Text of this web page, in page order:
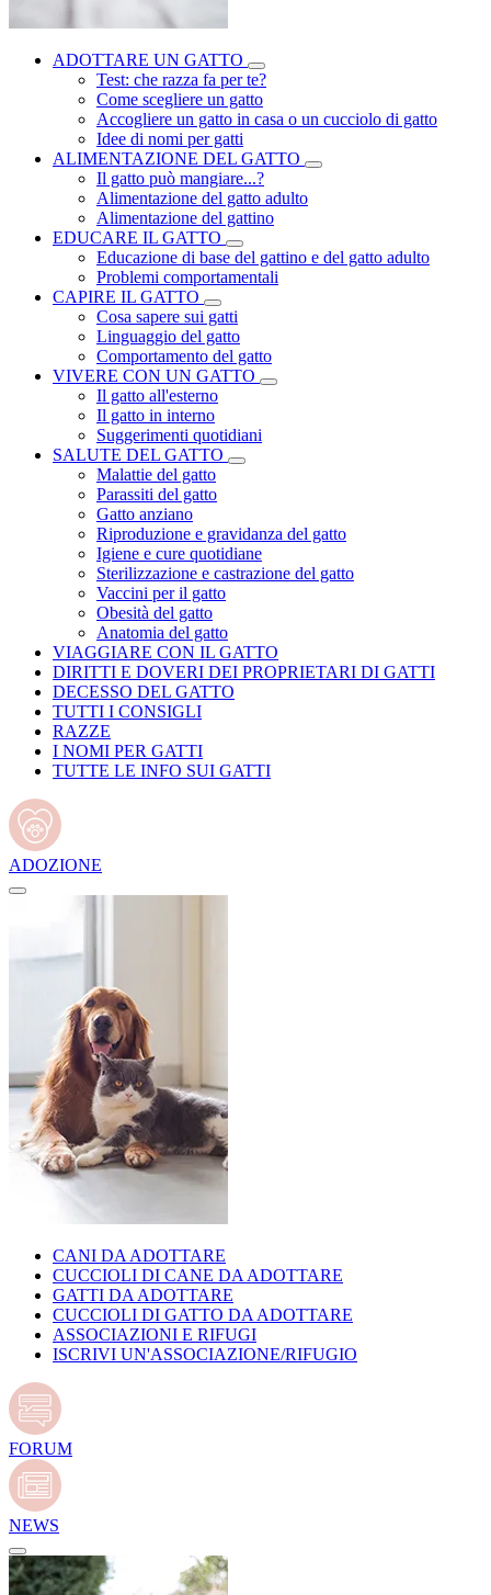
ADOTTARE UN GATTO
Test: che razza fa per te?
Come scegliere un gatto
Accogliere un gatto in casa o un cucciolo di gatto
Idee di nomi per gatti
ALIMENTAZIONE DEL GATTO
Il gatto può mangiare...?
Alimentazione del gatto adulto
Alimentazione del gattino
EDUCARE IL GATTO
Educazione di base del gattino e del gatto adulto
Problemi comportamentali
CAPIRE IL GATTO
Cosa sapere sui gatti
Linguaggio del gatto
Comportamento del gatto
VIVERE CON UN GATTO
Il gatto all'esterno
Il gatto in interno
Suggerimenti quotidiani
SALUTE DEL GATTO
Malattie del gatto
Parassiti del gatto
Gatto anziano
Riproduzione e gravidanza del gatto
Igiene e cure quotidiane
Sterilizzazione e castrazione del gatto
Vaccini per il gatto
Obesità del gatto
Anatomia del gatto
VIAGGIARE CON IL GATTO
DIRITTI E DOVERI DEI PROPRIETARI DI GATTI
DECESSO DEL GATTO
TUTTI I CONSIGLI
RAZZE
I NOMI PER GATTI
TUTTE LE INFO SUI GATTI
ADOZIONE
CANI DA ADOTTARE
CUCCIOLI DI CANE DA ADOTTARE
GATTI DA ADOTTARE
CUCCIOLI DI GATTO DA ADOTTARE
ASSOCIAZIONI E RIFUGI
ISCRIVI UN'ASSOCIAZIONE/RIFUGIO
FORUM
NEWS